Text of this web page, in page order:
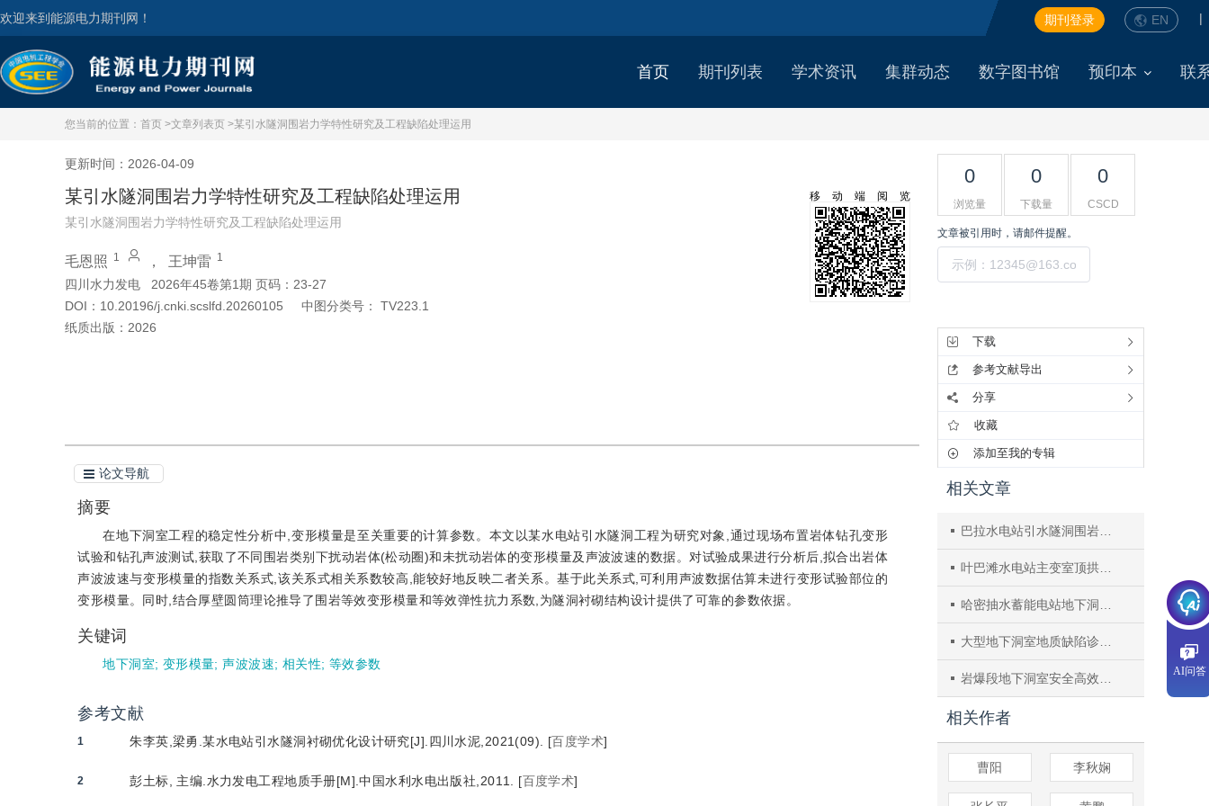
欢迎来到能源电力期刊网！ |
EN
期刊登录
首页 期刊列表 学术资讯 集群动态 数字图书馆 预印本 联
您当前的位置： 首页 >文章列表页 >某引水隧洞围岩力学特性研究及工程缺陷处理运用
更新时间：2026-04-09
某引水隧洞围岩力学特性研究及工程缺陷处理运用
某引水隧洞围岩力学特性研究及工程缺陷处理运用
毛恩照 1 ， 王坤雷 1
四川水力发电
2026年45卷第1期 页码：23-27
DOI： 10.20196/j.cnki.scslfd.20260105 中图分类号：
TV223.1
纸质出版： 2026
移动端阅览
论文导航
摘要
在地下洞室工程的稳定性分析中,变形模量是至关重要的计算参数。本文以某水电站引水隧洞工程为研究对象,通过现场布置岩体钻孔变形
试验和钻孔声波测试,获取了不同围岩类别下扰动岩体(松动圈)和未扰动岩体的变形模量及声波波速的数据。对试验成果进行分析后,拟合出岩体
声波波速与变形模量的指数关系式,该关系式相关系数较高,能较好地反映二者关系。基于此关系式,可利用声波数据估算未进行变形试验部位的
变形模量。同时,结合厚壁圆筒理论推导了围岩等效变形模量和等效弹性抗力系数,为隧洞衬砌结构设计提供了可靠的参数依据。
关键词
地下洞室; 变形模量;声波波速; 相关性; 等效参数
参考文献
1 朱李英,梁勇.某水电站引水隧洞衬砌优化设计研究[J].四川水泥,2021(09). [百度学术]
2 彭土标, 主编.水力发电工程地质手册[M].中国水利水电出版社,2011. [百度学术]
0
浏览量
0
下载量
0
CSCD
文章被引用时，请邮件提醒。
下载
参考文献导出
分享
收藏
添加至我的专辑
相关文章
巴拉水电站引水隧洞围岩变形参数研究
叶巴滩水电站主变室顶拱塌方机理及治理措施研究
哈密抽水蓄能电站地下洞室不良地质段大管棚施工技术研究
大型地下洞室地质缺陷诊断技术
岩爆段地下洞室安全高效开挖施工技术研究与应用
相关作者
曹阳 李秋娴
AI问答